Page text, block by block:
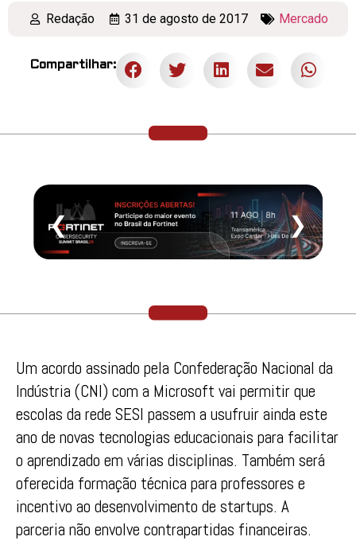
Redação 31 de agosto de 2017 Mercado
Compartilhar:
❮ ❯
Um acordo assinado pela Confederação Nacional da
Indústria (CNI) com a Microsoft vai permitir que
escolas da rede SESI passem a usufruir ainda este
ano de novas tecnologias educacionais para facilitar
o aprendizado em várias disciplinas. Também será
oferecida formação técnica para professores e
incentivo ao desenvolvimento de startups. A
parceria não envolve contrapartidas financeiras.